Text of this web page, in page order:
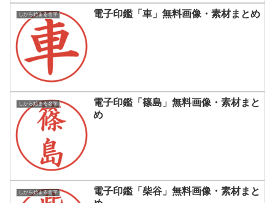
しから始まる名字 電子印鑑「車」無料画像・素材まとめ
しから始まる名字
電子印鑑「篠島」無料画像・素材まと
め
しから始まる名字
電子印鑑「柴谷」無料画像・素材まと